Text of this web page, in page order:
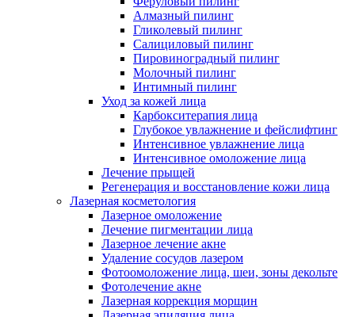
Алмазный пилинг
Гликолевый пилинг
Салициловый пилинг
Пировиноградный пилинг
Молочный пилинг
Интимный пилинг
Уход за кожей лица
Карбокситерапия лица
Глубокое увлажнение и фейслифтинг
Интенсивное увлажнение лица
Интенсивное омоложение лица
Лечение прыщей
Регенерация и восстановление кожи лица
Лазерная косметология
Лазерное омоложение
Лечение пигментации лица
Лазерное лечение акне
Удаление сосудов лазером
Фотоомоложение лица, шеи, зоны декольте
Фотолечение акне
Лазерная коррекция морщин